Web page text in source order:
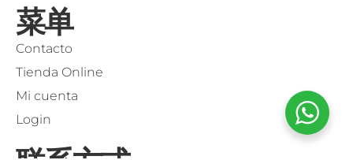
菜单
Contacto
Tienda Online
Mi cuenta
Login